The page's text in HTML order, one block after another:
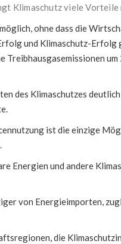
Klimaschutz viele Vorteile
ohne dass die
und Klimaschutz-Erfolg
Treibhausgasemissionen
des Klimaschutzes
ist die einzige
Energien und andere
von Energieimporten,
die